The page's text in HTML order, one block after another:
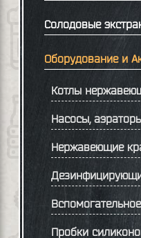
Солодовые
Оборудование и
Котлы
Насосы,
Нержавеющие
Пробки